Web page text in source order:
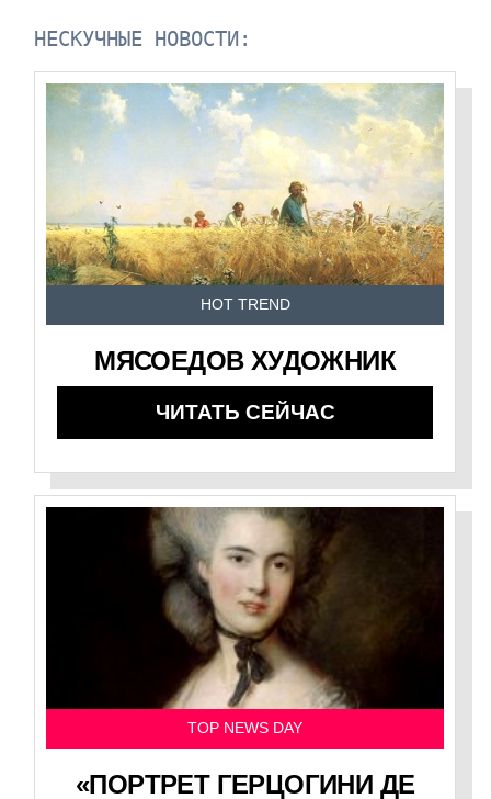
НЕСКУЧНЫЕ НОВОСТИ:
HOT TREND
МЯСОЕДОВ ХУДОЖНИК
ЧИТАТЬ СЕЙЧАС
TOP NEWS DAY
«ПОРТРЕТ ГЕРЦОГИНИ ДЕ